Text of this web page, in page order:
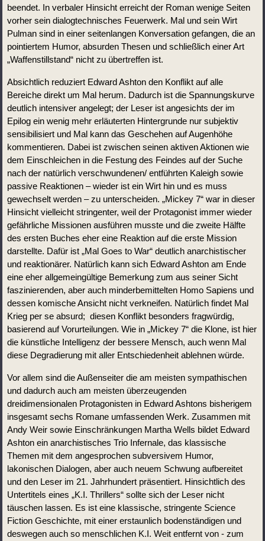
beendet. In verbaler Hinsicht erreicht der Roman wenige Seiten
vorher sein dialogtechnisches Feuerwerk. Mal und sein Wirt
Pulman sind in einer seitenlangen Konversation gefangen, die an
pointiertem Humor, absurden Thesen und schließlich einer Art
„Waffenstillstand“ nicht zu übertreffen ist.
Absichtlich reduziert Edward Ashton den Konflikt auf alle
Bereiche direkt um Mal herum. Dadurch ist die Spannungskurve
deutlich intensiver angelegt; der Leser ist angesichts der im
Epilog ein wenig mehr erläuterten Hintergrunde nur subjektiv
sensibilisiert und Mal kann das Geschehen auf Augenhöhe
kommentieren. Dabei ist zwischen seinen aktiven Aktionen wie
dem Einschleichen in die Festung des Feindes auf der Suche
nach der natürlich verschwundenen/ entführten Kaleigh sowie
passive Reaktionen – wieder ist ein Wirt hin und es muss
gewechselt werden – zu unterscheiden. „Mickey 7“ war in dieser
Hinsicht vielleicht stringenter, weil der Protagonist immer wieder
gefährliche Missionen ausführen musste und die zweite Hälfte
des ersten Buches eher eine Reaktion auf die erste Mission
darstellte. Dafür ist „Mal Goes to War“ deutlich anarchistischer
und reaktionärer. Natürlich kann sich Edward Ashton am Ende
eine eher allgemeingültige Bemerkung zum aus seiner Sicht
faszinierenden, aber auch minderbemittelten Homo Sapiens und
dessen komische Ansicht nicht verkneifen. Natürlich findet Mal
Krieg per se absurd;  diesen Konflikt besonders fragwürdig,
basierend auf Vorurteilungen. Wie in „Mickey 7“ die Klone, ist hier
die künstliche Intelligenz der bessere Mensch, auch wenn Mal
diese Degradierung mit aller Entschiedenheit ablehnen würde.
Vor allem sind die Außenseiter die am meisten sympathischen
und dadurch auch am meisten überzeugenden
dreidimensionalen Protagonisten in Edward Ashtons bisherigem
insgesamt sechs Romane umfassenden Werk. Zusammen mit
Andy Weir sowie Einschränkungen Martha Wells bildet Edward
Ashton ein anarchistisches Trio Infernale, das klassische
Themen mit dem angesprochen subversivem Humor,
lakonischen Dialogen, aber auch neuem Schwung aufbereitet
und den Leser im 21. Jahrhundert präsentiert. Hinsichtlich des
Untertitels eines „K.I. Thrillers“ sollte sich der Leser nicht
täuschen lassen. Es ist eine klassische, stringente Science
Fiction Geschichte, mit einer erstaunlich bodenständigen und
deswegen auch so menschlichen K.I. Weit entfernt von - zum